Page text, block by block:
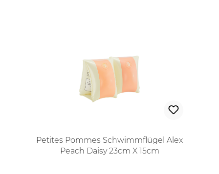
Petites Pommes Schwimmflügel Alex
Peach Daisy 23cm X 15cm